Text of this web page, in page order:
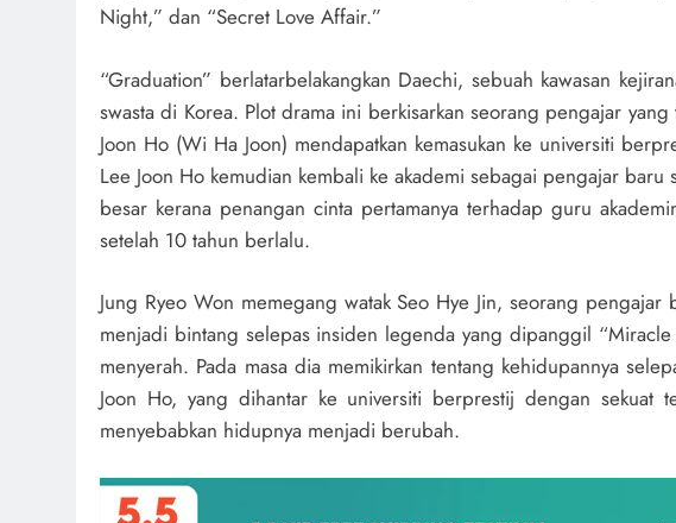
Night,” dan “Secret Love Affair.”
“Graduation” berlatarbelakangkan Daechi, sebuah kawasan
swasta di Korea. Plot drama ini berkisarkan seorang pengajar
Joon Ho (Wi Ha Joon) mendapatkan kemasukan ke universiti
Lee Joon Ho kemudian kembali ke akademi sebagai pengajar baru
besar kerana penangan cinta pertamanya terhadap guru
setelah 10 tahun berlalu.
Jung Ryeo Won memegang watak Seo Hye Jin, seorang pengajar
menjadi bintang selepas insiden legenda yang dipanggil
menyerah. Pada masa dia memikirkan tentang kehidupannya
Joon Ho, yang dihantar ke universiti berprestij dengan sekuat
menyebabkan hidupnya menjadi berubah.